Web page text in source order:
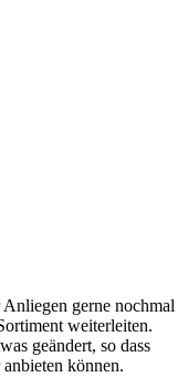
gerne nochmal
weiterleiten.
geändert, so dass
können.